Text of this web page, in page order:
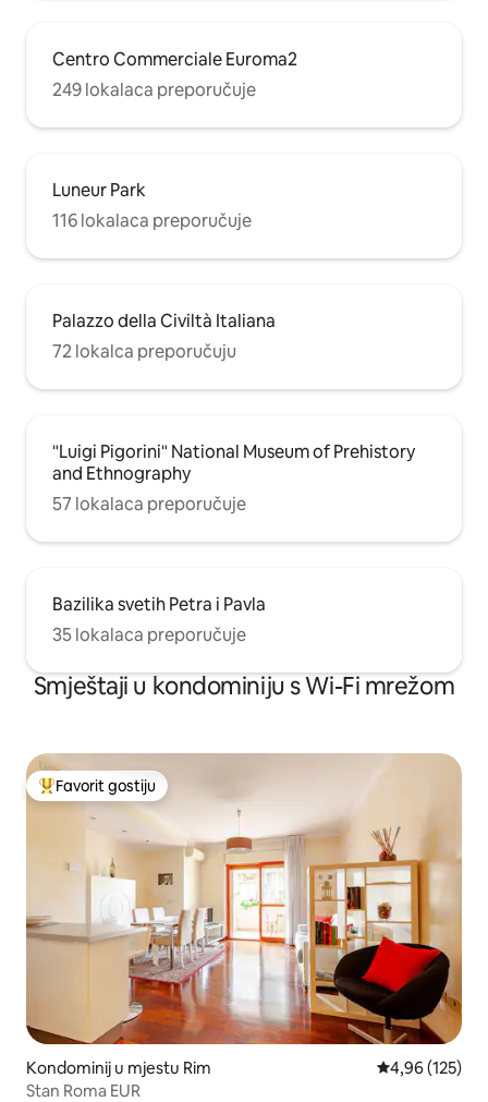
Centro Commerciale Euroma2
249 lokalaca preporučuje
Luneur Park
116 lokalaca preporučuje
Palazzo della Civiltà Italiana
72 lokalca preporučuju
"Luigi Pigorini" National Museum of Prehistory
and Ethnography
57 lokalaca preporučuje
Bazilika svetih Petra i Pavla
35 lokalaca preporučuje
Smještaji u kondominiju s Wi-Fi mrežom
Glavni favorit gostiju
Favorit gostiju
Kondominij u mjestu Rim Prosječna
4,96 (125)
Stan Roma EUR